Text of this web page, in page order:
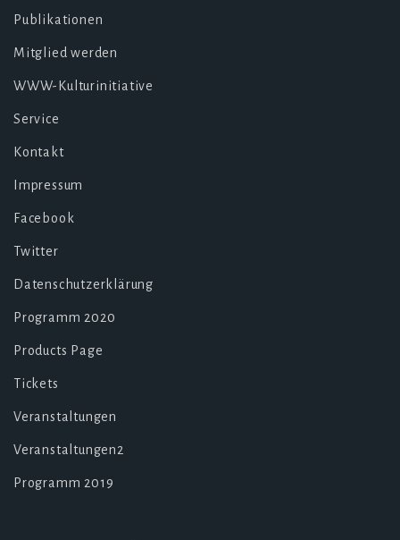
Publikationen
Mitglied werden
WWW-Kulturinitiative
Service
Kontakt
Impressum
Facebook
Twitter
Datenschutzerklärung
Programm 2020
Products Page
Tickets
Veranstaltungen
Veranstaltungen2
Programm 2019